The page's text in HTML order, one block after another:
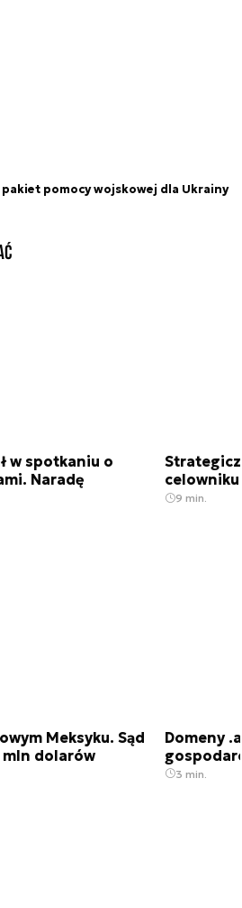
pomocy wojskowej dla Ukrainy
w spotkaniu o
Naradę
9 min.
Meksyku. Sąd
mln dolarów
Domeny
3 min.